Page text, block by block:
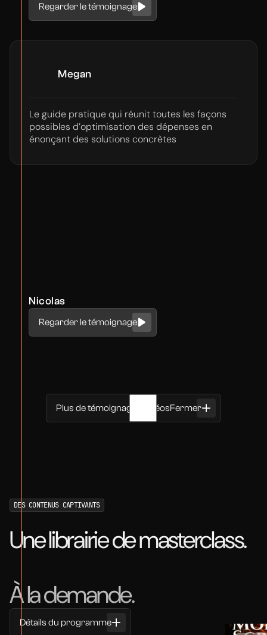
Regarder le témoignage
Megan
Le guide pratique qui réunit toutes les façons
possibles d’optimisation des dépenses en
énonçant des solutions concrètes
Nicolas
Regarder le témoignage
Philippe
Plus de témoignages vidéosFermer
DES CONTENUS CAPTIVANTS
Une librairie de masterclass.
À la demande.
Détails du programme